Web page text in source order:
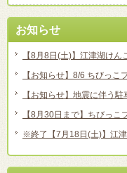
お知らせ
【8月8日(土)】江津湖け
【お知らせ】8/6 ちびっこ
【お知らせ】地震に伴う
【8月30日まで】ちびっこ
※終了【7月18日(土)】江